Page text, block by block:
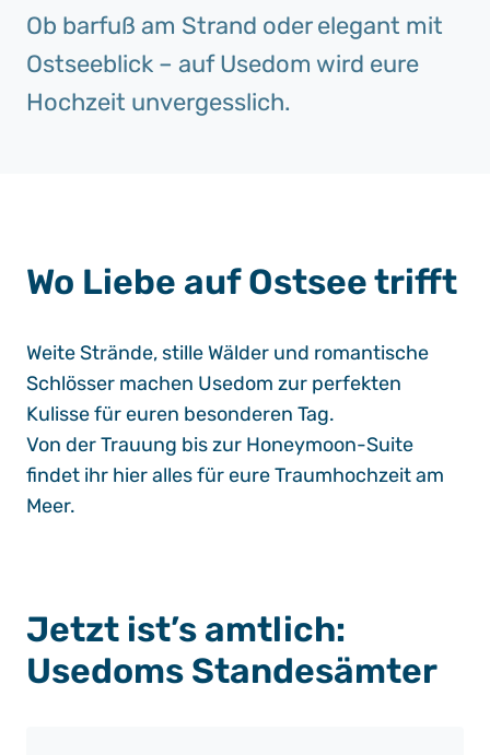
Ob barfuß am Strand oder elegant mit
Ostseeblick – auf Usedom wird eure
Hochzeit unvergesslich.
Wo Liebe auf Ostsee trifft
Weite Strände, stille Wälder und romantische
Schlösser machen Usedom zur perfekten
Kulisse für euren besonderen Tag.
Von der Trauung bis zur Honeymoon-Suite
findet ihr hier alles für eure Traumhochzeit am
Meer.
Jetzt ist’s amtlich:
Usedoms Standesämter